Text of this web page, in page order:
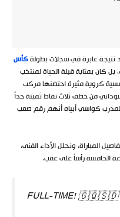
نتيجة عابرة في سجلات بطولةكأس
بل كان بمثابة قبلة الحياة لمنتخب
كروية مثيرة احتضنها مركب
من خطف ثلاث نقاط ثمينة جداً
المدرب كواسي أبياه أنهم رقم صعب
المباراة، ونحلل الأداء الفني،
الخامسة رأساً على عقب.
FULL-TIME! 🇬🇶🇸🇩